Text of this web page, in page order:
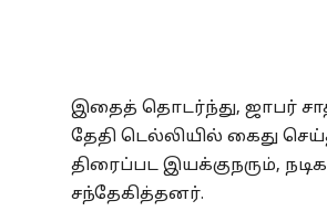
இதைத் தொடர்ந்து, ஜாபர்
தேதி டெல்லியில் கைது
திரைப்பட இயக்குநரும்,
சந்தேகித்தனர்.